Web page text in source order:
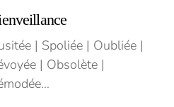
| Spoliée | Oubliée |
| Obsolète |